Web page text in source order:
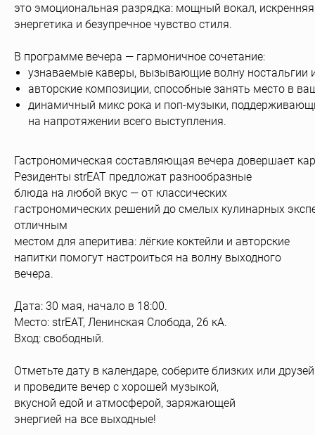
это эмоциональная разрядка: мощный вокал, искренняя
энергетика и безупречное чувство стиля.
В программе вечера — гармоничное сочетание:
узнаваемые каверы, вызывающие волну ностальгии
авторские композиции, способные занять место в
динамичный микс рока и поп‑музыки,
на напротяжении всего выступления.
Гастрономическая составляющая вечера довершает
Резиденты strEAT предложат разнообразные
блюда на любой вкус — от классических
гастрономических решений до смелых кулинарных
отличным
местом для аперитива: лёгкие коктейли и авторские
напитки помогут настроиться на волну выходного
вечера.
Дата: 30 мая, начало в 18:00.
Место: strEAT, Ленинская Слобода, 26 кА.
Вход: свободный.
Отметьте дату в календаре, соберите близких или
и проведите вечер с хорошей музыкой,
вкусной едой и атмосферой, заряжающей
энергией на все выходные!